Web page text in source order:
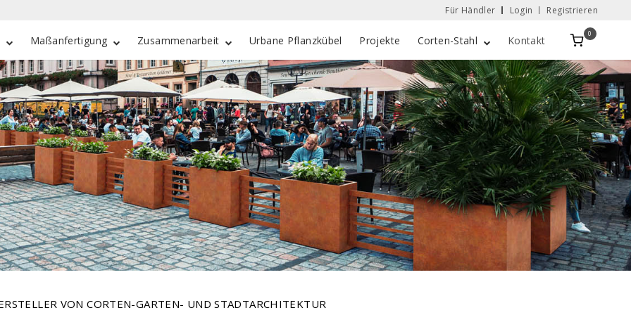
Für Händler Login Registrieren
Maßanfertigung Zusammenarbeit Urbane Pflanzkübel Projekte Corten-Stahl Kontakt
Zobacz
0
VON CORTEN-GARTEN- UND STADTARCHITEKTUR